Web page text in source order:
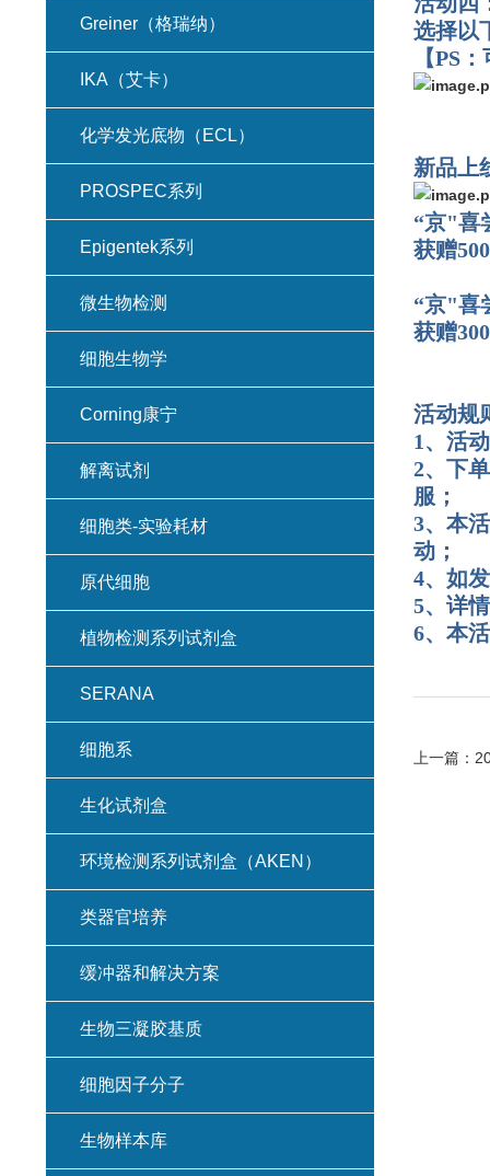
选择以
【PS
新品上
“京"喜
获赠
“京"喜
获赠
活动规
1、活
2、下
服；
3、本
动；
4、如
5、详
6、本
上一篇：
Greiner（格瑞纳）
IKA（艾卡）
化学发光底物（ECL）
PROSPEC系列
Epigentek系列
微生物检测
细胞生物学
Corning康宁
解离试剂
细胞类-实验耗材
原代细胞
植物检测系列试剂盒
SERANA
细胞系
生化试剂盒
环境检测系列试剂盒（AKEN）
类器官培养
缓冲器和解决方案
生物三凝胶基质
细胞因子分子
生物样本库